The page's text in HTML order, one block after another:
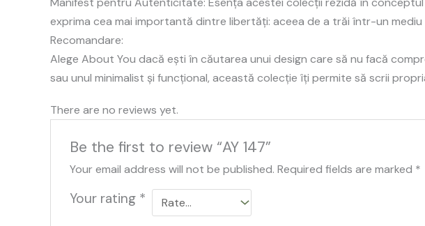
exprima cea mai importantă dintre libertăți: aceea de a trăi într-un
Recomandare:
Alege About You dacă ești în căutarea unui design care să nu facă
sau unul minimalist și funcțional, această colecție îți permite să scrii
There are no reviews yet.
Be the first to review “AY 147”
Your email address will not be published. Required fields are marked *
Your rating *